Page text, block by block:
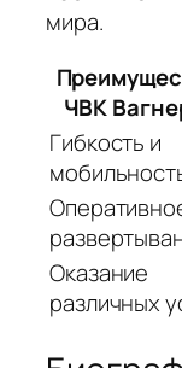
мира.
ЧВК
Гибкость и
Оказание
различных